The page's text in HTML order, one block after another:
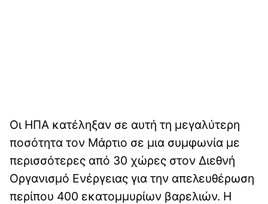
Οι ΗΠΑ κατέληξαν σε αυτή τη μεγαλύτερη
ποσότητα τον Μάρτιο σε μια συμφωνία με
περισσότερες από 30 χώρες στον Διεθνή
Οργανισμό Ενέργειας για την απελευθέρωση
περίπου 400 εκατομμυρίων βαρελιών. Η